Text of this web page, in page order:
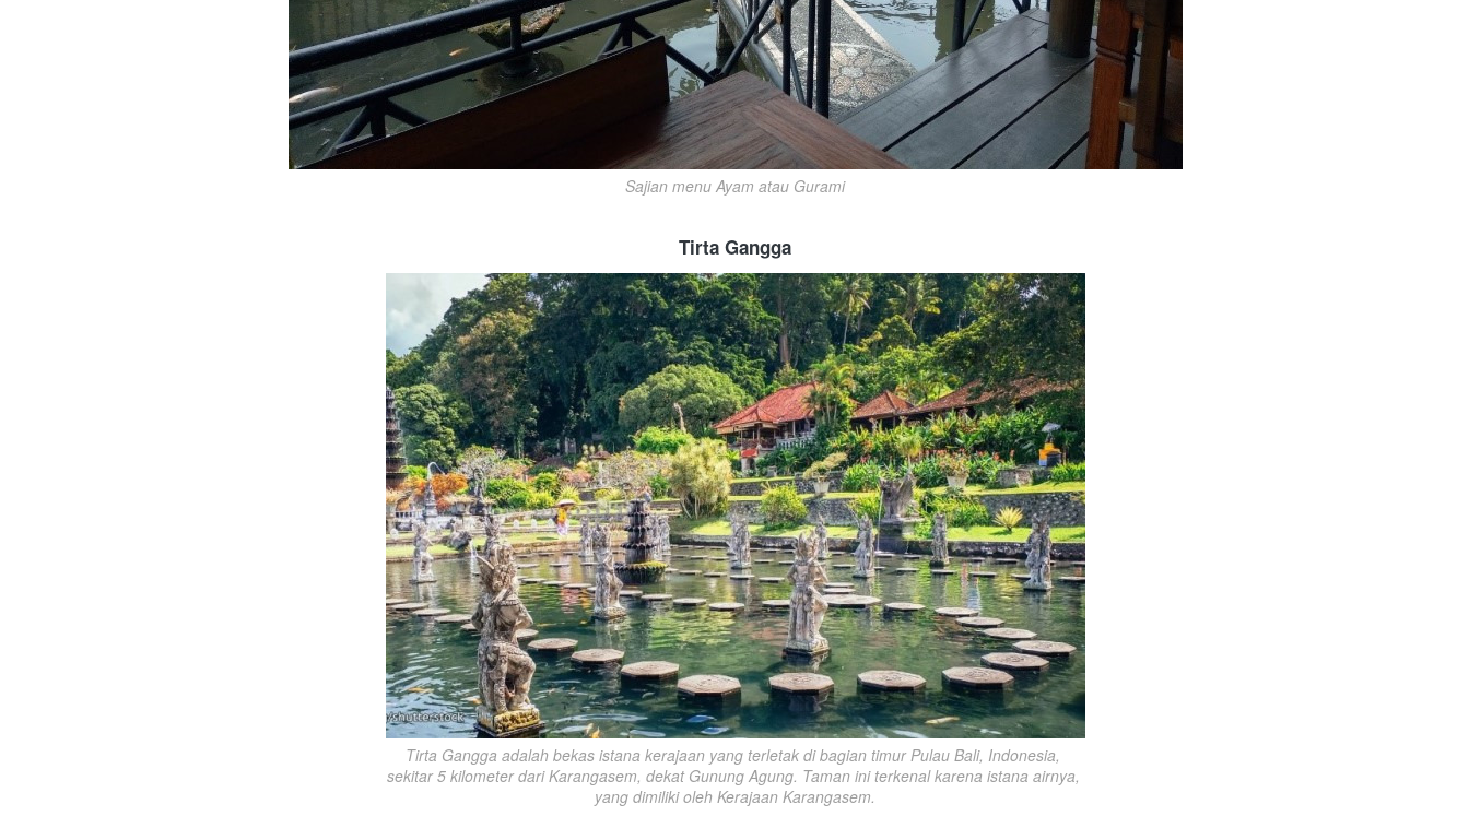
Sajian menu Ayam atau Gurami
Tirta Gangga
Tirta Gangga adalah bekas istana kerajaan yang terletak di bagian timur Pulau Bali, Indonesia,
sekitar 5 kilometer dari Karangasem, dekat Gunung Agung. Taman ini terkenal karena istana airnya,
yang dimiliki oleh Kerajaan Karangasem.